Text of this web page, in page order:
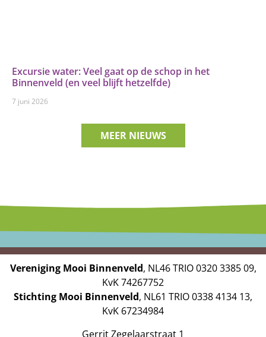
Excursie water: Veel gaat op de schop in het
Binnenveld (en veel blijft hetzelfde)
7 juni 2026
MEER NIEUWS
Vereniging Mooi Binnenveld, NL46 TRIO 0320 3385 09,
KvK 74267752
Stichting Mooi Binnenveld, NL61 TRIO 0338 4134 13,
KvK 67234984
Gerrit Zegelaarstraat 1